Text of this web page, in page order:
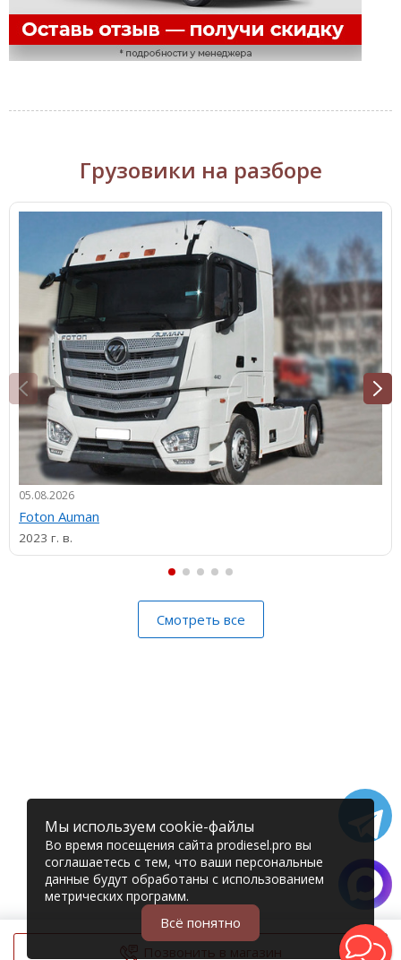
Позвонить в магазин
Грузовики на разборе
05.08.2026
Foton Auman
2023 г. в.
Смотреть все
Мы используем cookie-файлы
Во время посещения сайта prodiesel.pro вы
соглашаетесь с тем, что ваши персональные
данные будут обработаны с использованием
метрических программ.
Всё понятно